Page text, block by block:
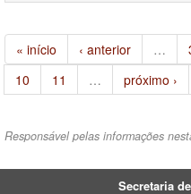
« início ‹ anterior …
10
11 … próximo ›
Responsável pelas informações
Secretaria